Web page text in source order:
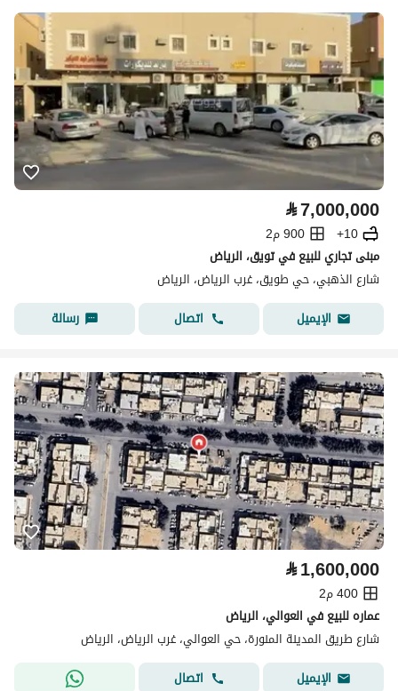
⃁7,000,000
10+
900 م2
مبنى تجاري للبيع في تويق، الرياض
شارع الذهبي، حي طويق، غرب الرياض، الرياض
الإيميل
اتصال رسالة
⃁1,600,000
400 م2
عماره للبيع في العوالي، الرياض
شارع طريق المدينة المنورة، حي العوالي، غرب الرياض، الرياض
الإيميل
اتصال